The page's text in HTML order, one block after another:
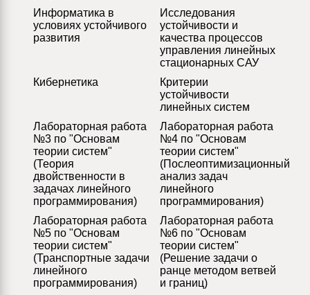
Информатика в
условиях устойчивого
развития
Исследования
устойчивости и
качества процессов
управления линейных
стационарных САУ
Кибернетика
Критерии
устойчивости
линейных систем
Лабораторная работа
№3 по "Основам
теории систем"
(Теория
двойственности в
задачах линейного
программирования)
Лабораторная работа
№4 по "Основам
теории систем"
(Послеоптимизационный
анализ задач
линейного
программирования)
Лабораторная работа
№5 по "Основам
теории систем"
(Транспортные задачи
линейного
программирования)
Лабораторная работа
№6 по "Основам
теории систем"
(Решение задачи о
ранце методом ветвей
и границ)